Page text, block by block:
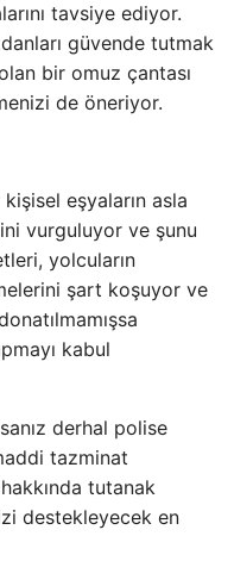
tavsiye ediyor.
güvende tutmak
bir omuz çantası
de öneriyor.
eşyaların asla
vurguluyor ve şunu
yolcuların
şart koşuyor ve
kabul
derhal polise
tazminat
tutanak
destekleyecek en